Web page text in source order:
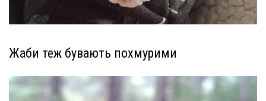
Жаби теж бувають похмурими